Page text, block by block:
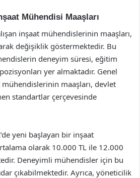
Mühendisi Maaşları
inşaat mühendislerinin maaşları,
değişiklik göstermektedir. Bu
deneyim süresi, eğitim
yer almaktadır. Genel
mühendislerinin maaşları, devlet
standartlar çerçevesinde
yeni başlayan bir inşaat
olarak 10.000 TL ile 12.000
Deneyimli mühendisler için bu
çıkabilmektedir. Ayrıca, yöneticilik